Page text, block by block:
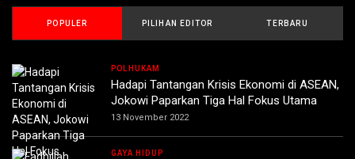
POPULER PILIHAN EDITOR TERBARU
POLHUKAM
Hadapi Tantangan Krisis Ekonomi di ASEAN,
Jokowi Paparkan Tiga Hal Fokus Utama
13 November 2022
GAYA HIDUP